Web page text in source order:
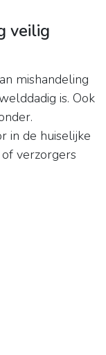
veilig
mishandeling
is. Ook
in de huiselijke
verzorgers